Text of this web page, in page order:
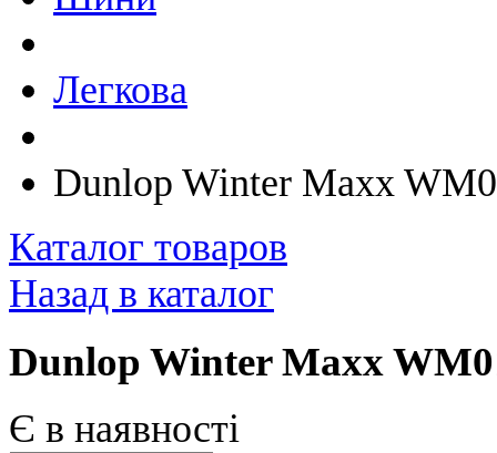
Легкова
Dunlop Winter Maxx
Каталог товаров
Назад в каталог
Dunlop Winter Maxx
Є в наявності